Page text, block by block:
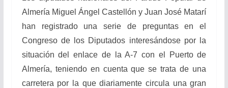
Almería Miguel Ángel Castellón y Juan José Matarí
han registrado una serie de preguntas en el
Congreso de los Diputados interesándose por la
situación del enlace de la A-7 con el Puerto de
Almería, teniendo en cuenta que se trata de una
carretera por la que diariamente circula una gran